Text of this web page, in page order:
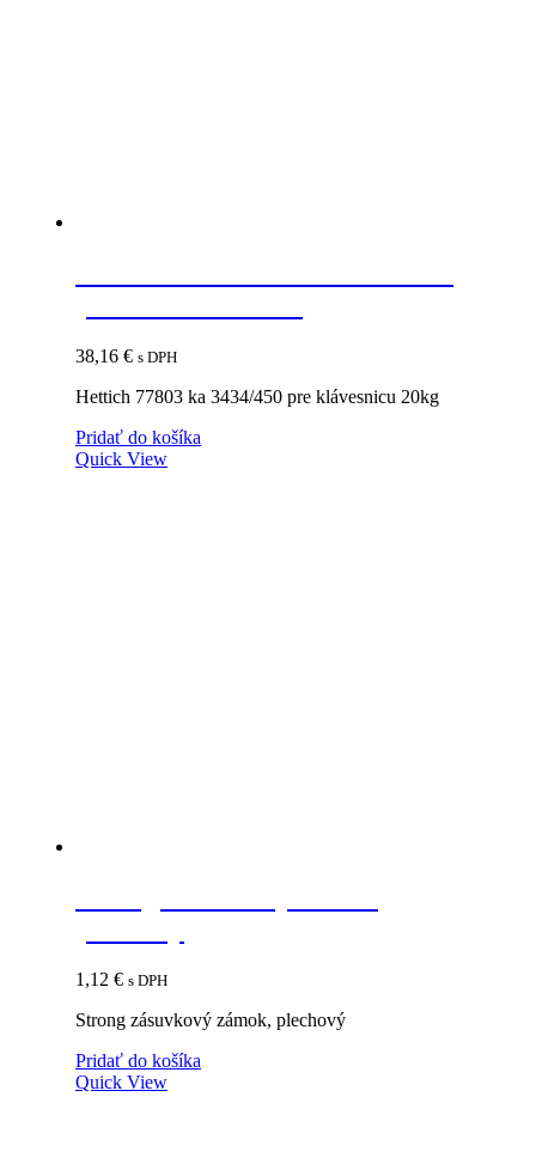
38,16 € s DPH
Hettich 77803 ka 3434/450 pre klávesnicu 20kg
Pridať do košíka
Quick View
1,12 € s DPH
Strong zásuvkový zámok, plechový
Pridať do košíka
Quick View